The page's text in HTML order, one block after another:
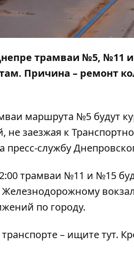
трамваи №5, №11
Причина – ремонт
маршрута №5 будут
заезжая к
службу
трамваи №11 и №15
Железнодорожному
по городу.
– ищитетут.